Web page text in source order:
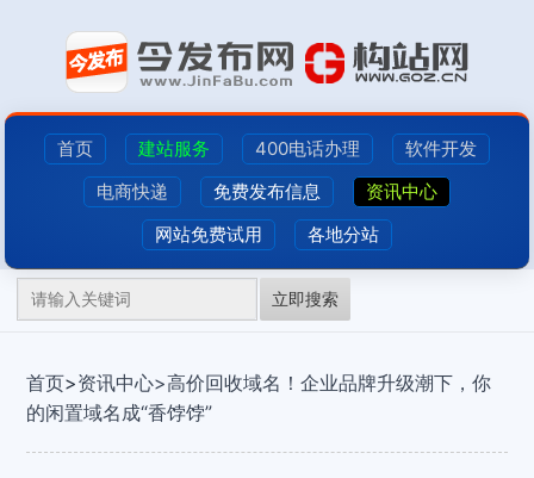
首页 建站服务 400电话办理
软件开发
电商快递
免费发布信息
资讯中心
网站免费试用
各地分站
立即搜索
首页>资讯中心>高价回收域名！企业品牌升级潮下，你
的闲置域名成“香饽饽”